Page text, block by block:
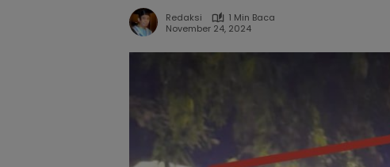
Redaksi
1 Min Baca
November 24, 2024